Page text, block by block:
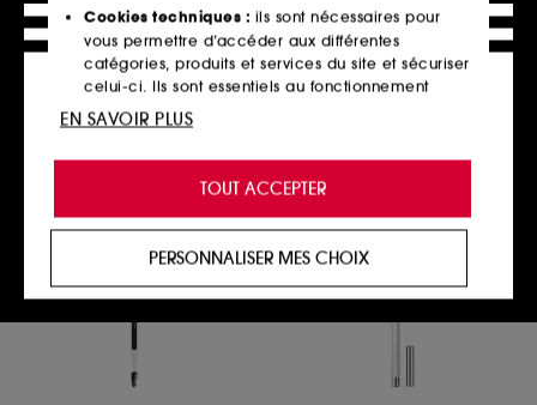
80
34,00€
20 teintes disponibles
20
42,00€
21,00€ / 100ml
Cookies techniques : ils sont nécessaires pour
vous permettre d’accéder aux différentes
catégories, produits et services du site et sécuriser
celui-ci. Ils sont essentiels au fonctionnement
technique du site et ne peuvent être désactivés.
de vous offrir une expérience enrichie et
personnalisée en vous recommandant des
produits, des services et des contenus qui
proposer des offres promotionnelles adaptées à
votre profil.
de vous plaire via des publicités, y compris sur des
TOUT ACCEPTER
PERSONNALISER MES CHOIX
EN SAVOIR PLUS